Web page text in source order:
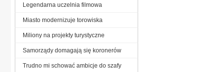
Legendarna uczelnia filmowa
Miasto modernizuje torowiska
Miliony na projekty turystyczne
Samorządy domagają się koronerów
Trudno mi schować ambicje do szafy